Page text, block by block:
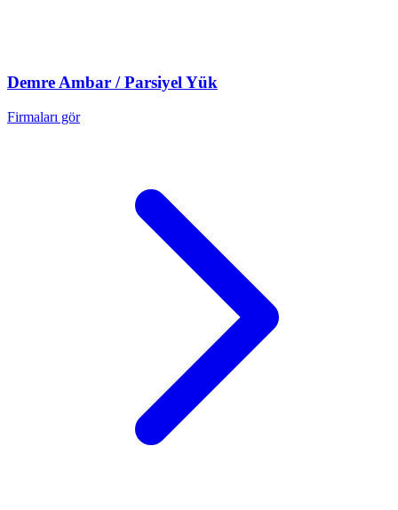
Demre Ambar / Parsiyel Yük
Firmaları gör